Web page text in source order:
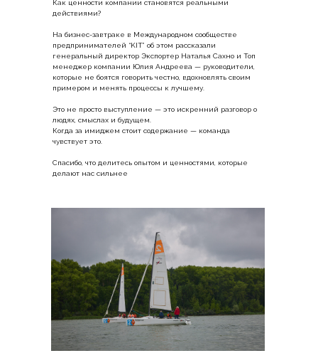
Как ценности компании становятся реальными
действиями?
На бизнес-завтраке в Международном сообществе
предпринимателей “KIT” об этом рассказали
генеральный директор Экспортер Наталья Сахно и Топ
менеджер компании Юлия Андреева — руководители,
которые не боятся говорить честно, вдохновлять своим
примером и менять процессы к лучшему.
Это не просто выступление — это искренний разговор о
людях, смыслах и будущем.
Когда за имиджем стоит содержание — команда
чувствует это.
Спасибо, что делитесь опытом и ценностями, которые
делают нас сильнее
25 июля 2025